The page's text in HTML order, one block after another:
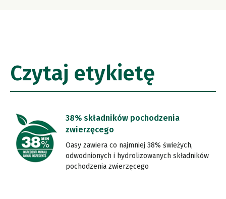
Czytaj etykietę
38% składników pochodzenia
zwierzęcego
Oasy zawiera co najmniej 38% świeżych,
odwodnionych i hydrolizowanych składników
pochodzenia zwierzęcego